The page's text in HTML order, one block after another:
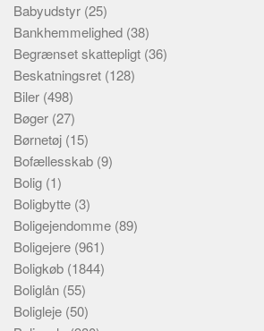
Babyudstyr (25)
Bankhemmelighed (38)
Begrænset skattepligt (36)
Beskatningsret (128)
Biler (498)
Bøger (27)
Børnetøj (15)
Bofællesskab (9)
Bolig (1)
Boligbytte (3)
Boligejendomme (89)
Boligejere (961)
Boligkøb (1844)
Boliglån (55)
Boligleje (50)